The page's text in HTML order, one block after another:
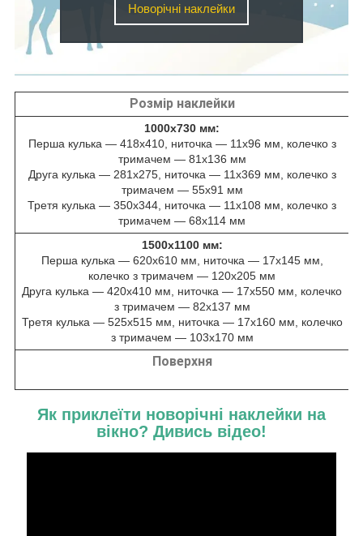
Новорічні наклейки
Розмір наклейки
1000х730 мм:
Перша кулька — 418х410, ниточка — 11х96 мм, колечко з
тримачем — 81х136 мм
Друга кулька — 281х275, ниточка — 11х369 мм, колечко з
тримачем — 55х91 мм
Третя кулька — 350х344, ниточка — 11х108 мм, колечко з
тримачем — 68х114 мм
1500х1100 мм:
Перша кулька — 620х610 мм, ниточка — 17х145 мм,
колечко з тримачем — 120х205 мм
Друга кулька — 420х410 мм, ниточка — 17х550 мм, колечко
з тримачем — 82х137 мм
Третя кулька — 525х515 мм, ниточка — 17х160 мм, колечко
з тримачем — 103х170 мм
Поверхня
Як приклеїти новорічні наклейки на
вікно? Дивись відео!